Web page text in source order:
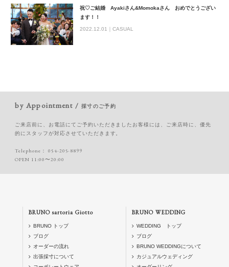
祝♡ご結婚 Ayakiさん&Momokaさん おめでとうござい
ます！！
2022.12.01｜CASUAL
by Appointment / 採寸のご予約
ご来店前に、お電話にてご予約いただきましたお客様には、ご来店時に、優先
的にスタッフが対応させていただきます。
Telephone： 054-205-8899
OPEN 11:00〜20:00
BRUNO sartoria Giotto
BRUNO トップ
ブログ
オーダーの流れ
出張採寸について
BRUNO WEDDING
WEDDING トップ
ブログ
BRUNO WEDDINGについて
カジュアルウェディング